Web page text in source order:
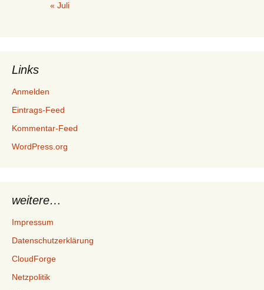
« Juli
Links
Anmelden
Eintrags-Feed
Kommentar-Feed
WordPress.org
weitere…
Impressum
Datenschutzerklärung
CloudForge
Netzpolitik